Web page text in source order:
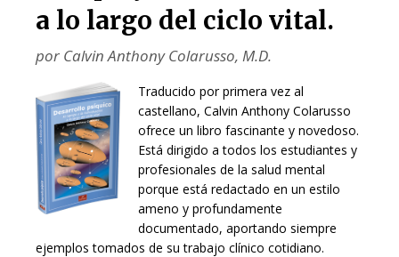
a lo largo del ciclo vital.
por Calvin Anthony Colarusso, M.D.
Traducido por primera vez al
castellano, Calvin Anthony Colarusso
ofrece un libro fascinante y novedoso.
Está dirigido a todos los estudiantes y
profesionales de la salud mental
porque está redactado en un estilo
ameno y profundamente
documentado, aportando siempre
ejemplos tomados de su trabajo clínico cotidiano.